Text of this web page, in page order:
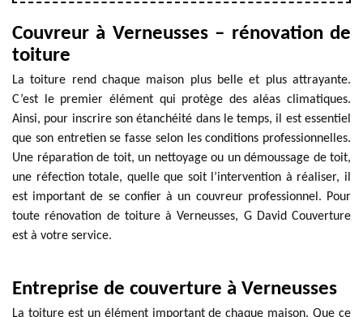
Couvreur à Verneusses – rénovation de
toiture
La toiture rend chaque maison plus belle et plus attrayante.
C’est le premier élément qui protège des aléas climatiques.
Ainsi, pour inscrire son étanchéité dans le temps, il est essentiel
que son entretien se fasse selon les conditions professionnelles.
Une réparation de toit, un nettoyage ou un démoussage de toit,
une réfection totale, quelle que soit l’intervention à réaliser, il
est important de se confier à un couvreur professionnel. Pour
toute rénovation de toiture à Verneusses, G David Couverture
est à votre service.
Entreprise de couverture à Verneusses
La toiture est un élément important de chaque maison. Que ce